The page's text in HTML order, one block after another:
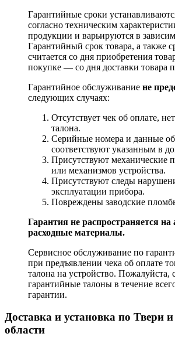
Гарантийные сроки
согласно техническим
продукции и варьируются в
Гарантийный срок товара, а также
считается со дня приобретения
покупке — со дня доставки товара
Гарантийное обслуживание не
следующих случаях:
Отсутствует чек об оплате,
талона.
Серийные номера и данные об
соответствуют указанным в
Присутствуют механические
или механизмов устройства.
Присутствуют следы
эксплуатации прибора.
Повреждены заводские
Гарантия не распространяется на
расходные материалы.
Сервисное обслуживание по
при предъявлении чека об оплате
талона на устройство. Пожалуйста,
гарантийные талоны в течение
гарантии.
Доставка и установка по Твери
области